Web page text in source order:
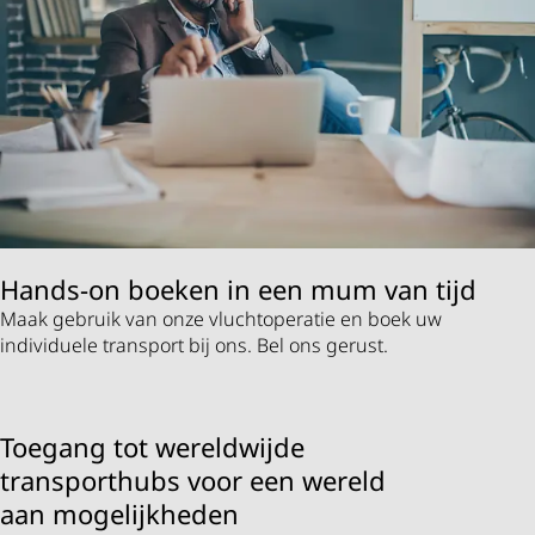
Hands-on boeken in een mum van tijd
Maak gebruik van onze vluchtoperatie en boek uw
individuele transport bij ons. Bel ons gerust.
Toegang tot wereldwijde
transporthubs voor een wereld
aan mogelijkheden